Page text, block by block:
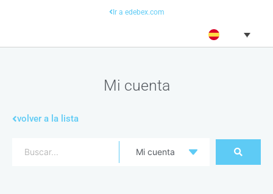
Ir a edebex.com
Mi cuenta
volver a la lista